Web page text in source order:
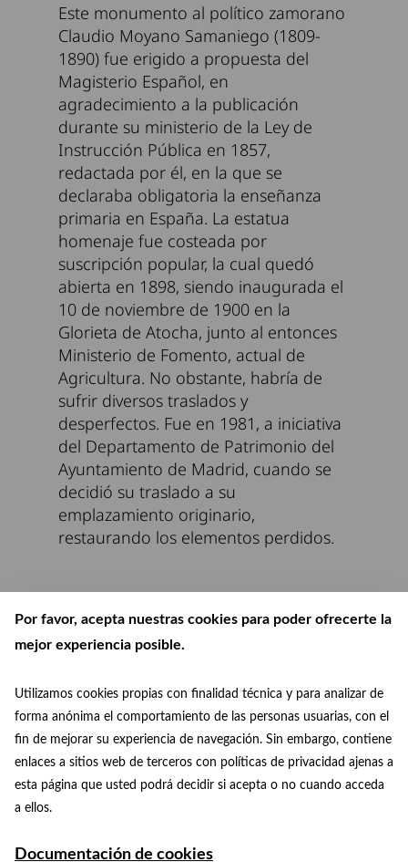
Por favor, acepta nuestras cookies para poder ofrecerte la
mejor experiencia posible.
Utilizamos cookies propias con finalidad técnica y para analizar de
forma anónima el comportamiento de las personas usuarias, con el
fin de mejorar su experiencia de navegación. Sin embargo, contiene
enlaces a sitios web de terceros con políticas de privacidad ajenas a
esta página que usted podrá decidir si acepta o no cuando acceda
a ellos.
Documentación de cookies
Este monumento al político zamorano
Claudio Moyano Samaniego (1809-
1890) fue erigido a propuesta del
Magisterio Español, en
agradecimiento a la publicación
durante su ministerio de la Ley de
Instrucción Pública en 1857,
redactada por él, en la que se
declaraba obligatoria la enseñanza
primaria en España. La estatua
homenaje fue costeada por
suscripción popular, la cual quedó
abierta en 1898, siendo inaugurada el
10 de noviembre de 1900 en la
Glorieta de Atocha, junto al entonces
Ministerio de Fomento, actual de
Agricultura. No obstante, habría de
sufrir diversos traslados y
desperfectos. Fue en 1981, a iniciativa
del Departamento de Patrimonio del
Ayuntamiento de Madrid, cuando se
decidió su traslado a su
emplazamiento originario,
restaurando los elementos perdidos.